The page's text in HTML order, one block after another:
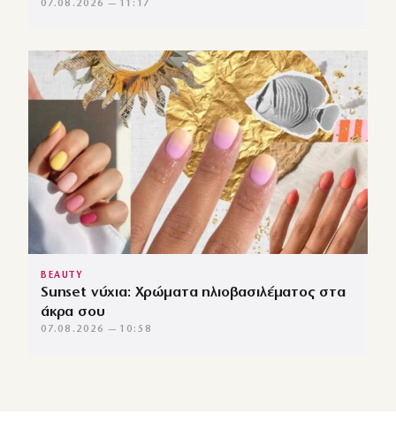
07.08.2026 — 11:17
BEAUTY
Sunset νύχια: Χρώματα ηλιοβασιλέματος στα
άκρα σου
07.08.2026 — 10:58